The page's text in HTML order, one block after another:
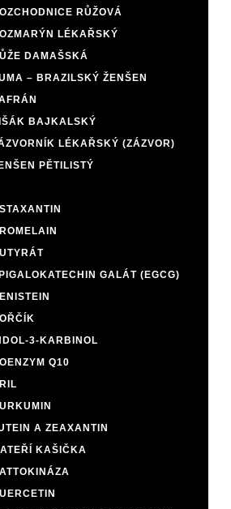
RŮŽOVÁ
LÉKAŘSKÝ
DAMAŠSKÁ
– BRAZILSKÝ ŽENŠEN
BAJKALSKÝ
LÉKAŘSKÝ (ZÁZVOR)
PĚTILISTÝ
GALÁT (EGCG)
3-KARBINOL
Q10
A ZEAXANTIN
KAŠIČKA